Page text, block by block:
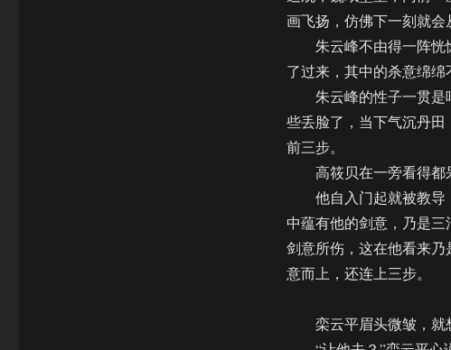
画飞扬，仿佛下一刻就会
朱云峰不由得一阵恍
了过来，其中的杀意绵绵
朱云峰的性子一贯是
些丢脸了，当下气沉丹田
前三步。
高筱贝在一旁看得都
他自入门起就被教导
中蕴有他的剑意，乃是
剑意所伤，这在他看来
意而上，还连上三步。
栾云平眉头微皱，就